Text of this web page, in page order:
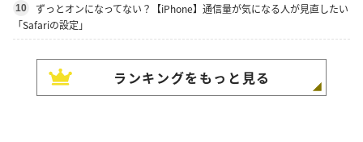
10
ずっとオンになってない？【iPhone】通信量が気になる人が見直したい
「Safariの設定」
ランキングをもっと見る